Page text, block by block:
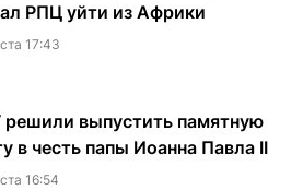
РПЦ уйти из Африки
17:43
решили выпустить памятную
в честь папы Иоанна Павла II
16:54